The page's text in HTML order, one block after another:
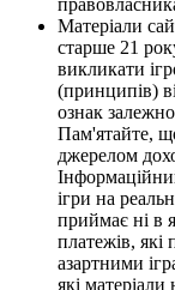
Матеріали
старше 21
викликати
(принципів)
ознак
Пам'ятайте,
джерелом
ігри на
приймає ні в
платежів, які
азартними
які